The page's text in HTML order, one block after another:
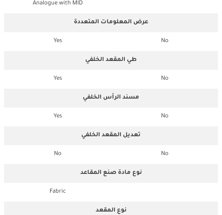
Analogue with MID
عرض المعلومات المتعددة
No
Yes
طي المقعد الخلفي
No
Yes
مسند الرأس الخلفي
No
Yes
تعديل المقعد الخلفي
No
No
نوع مادة صنع المقاعد
Fabric
نوع المقعد